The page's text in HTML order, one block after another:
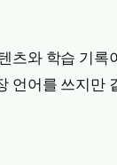
츠와 학습 기록
언어를 쓰지만